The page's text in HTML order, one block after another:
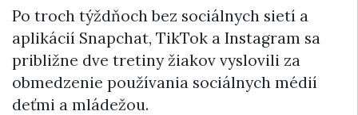
Po troch týždňoch bez sociálnych sietí a
aplikácií Snapchat, TikTok a Instagram sa
približne dve tretiny žiakov vyslovili za
obmedzenie používania sociálnych médií
deťmi a mládežou.